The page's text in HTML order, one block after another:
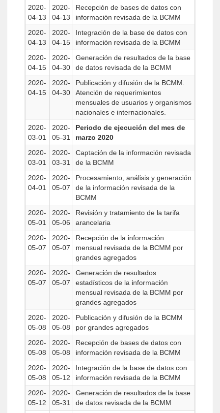
2020-
04-13
2020-
04-13
Recepción de bases de datos con
información revisada de la BCMM
2020-
04-13
2020-
04-15
Integración de la base de datos con
información revisada de la BCMM
2020-
04-15
2020-
04-30
Generación de resultados de la base
de datos revisada de la BCMM
2020-
04-15
2020-
04-30
Publicación y difusión de la BCMM.
Atención de requerimientos
mensuales de usuarios y organismos
nacionales e internacionales.
2020-
03-01
2020-
05-31
Periodo de ejecución del mes de
marzo 2020
2020-
03-01
2020-
03-31
Captación de la información revisada
de la BCMM
2020-
04-01
2020-
05-07
Procesamiento, análisis y generación
de la información revisada de la
BCMM
2020-
05-01
2020-
05-06
Revisión y tratamiento de la tarifa
arancelaria
2020-
05-07
2020-
05-07
Recepción de la información
mensual revisada de la BCMM por
grandes agregados
2020-
05-07
2020-
05-07
Generación de resultados
estadísticos de la información
mensual revisada de la BCMM por
grandes agregados
2020-
05-08
2020-
05-08
Publicación y difusión de la BCMM
por grandes agregados
2020-
05-08
2020-
05-08
Recepción de bases de datos con
información revisada de la BCMM
2020-
05-08
2020-
05-12
Integración de la base de datos con
información revisada de la BCMM
2020-
05-12
2020-
05-31
Generación de resultados de la base
de datos revisada de la BCMM